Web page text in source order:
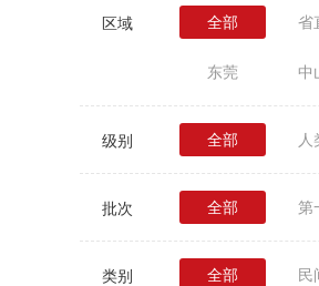
区域 全部 省
东莞 中
级别 全部
批次 全部 第
类别 全部 民